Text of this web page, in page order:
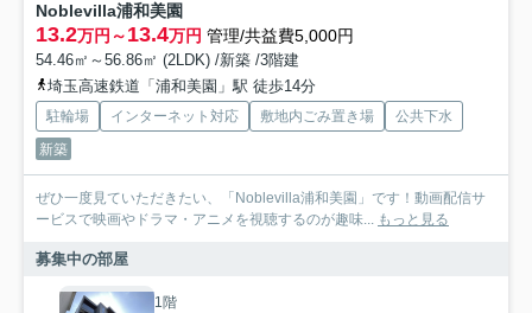
Noblevilla浦和美園
13.2万円～13.4万円 管理/共益費5,000円
54.46㎡～56.86㎡ (2LDK) /新築 /3階建
埼玉高速鉄道「浦和美園」駅 徒歩14分
駐輪場 インターネット対応 敷地内ごみ置き場
公共下水
新築
ぜひ一度見ていただきたい、「Noblevilla浦和美園」です！動画配信サ
ービスで映画やドラマ・アニメを視聴するのが趣味... もっと見る
募集中の部屋
1階